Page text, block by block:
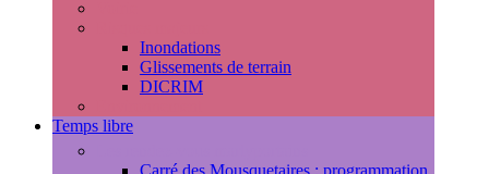
Inondations
Glissements de terrain
DICRIM
Temps libre
Carré des Mousquetaires : programmation